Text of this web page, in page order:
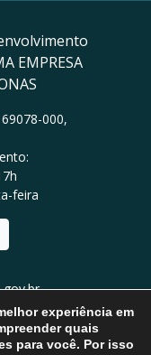
EMPRESA
000,
feira
experiência em
quais
para você. Por isso